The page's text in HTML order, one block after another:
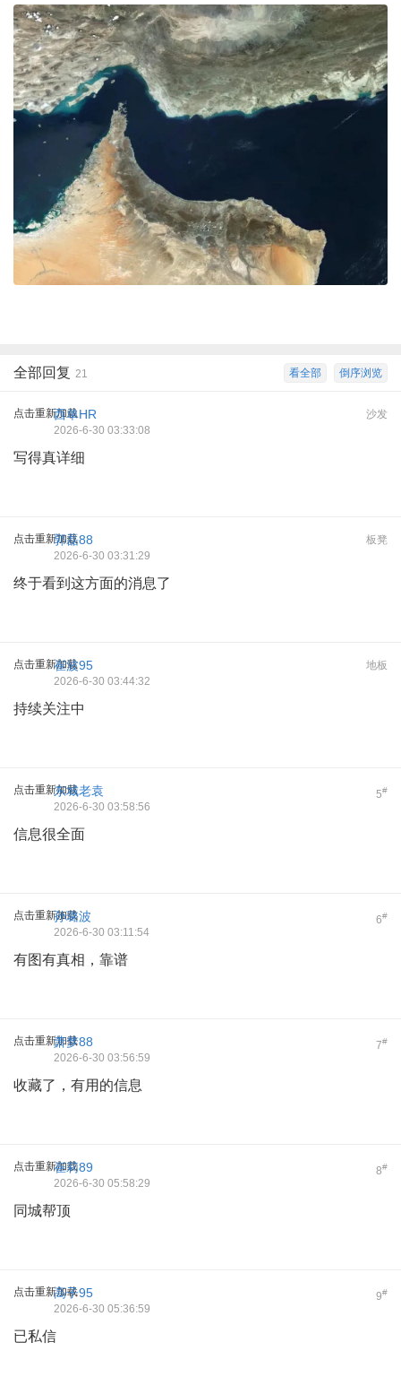
倒序浏览
看全部
全部回复 21
点击重新加载 沙发
西单HR
2026-6-30 03:33:08
写得真详细
点击重新加载 板凳
郭磊88
2026-6-30 03:31:29
终于看到这方面的消息了
点击重新加载 地板
崔波95
2026-6-30 03:44:32
持续关注中
点击重新加载 5#
东城老袁
2026-6-30 03:58:56
信息很全面
点击重新加载 6#
孙璐波
2026-6-30 03:11:54
有图有真相，靠谱
点击重新加载 7#
萧梦88
2026-6-30 03:56:59
收藏了，有用的信息
点击重新加载 8#
崔莉89
2026-6-30 05:58:29
同城帮顶
点击重新加载 9#
高子95
2026-6-30 05:36:59
已私信